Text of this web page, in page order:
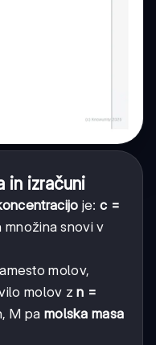
in izračuni
je: c =
množina snovi v
molov,
molov zn =
M pa molska masa